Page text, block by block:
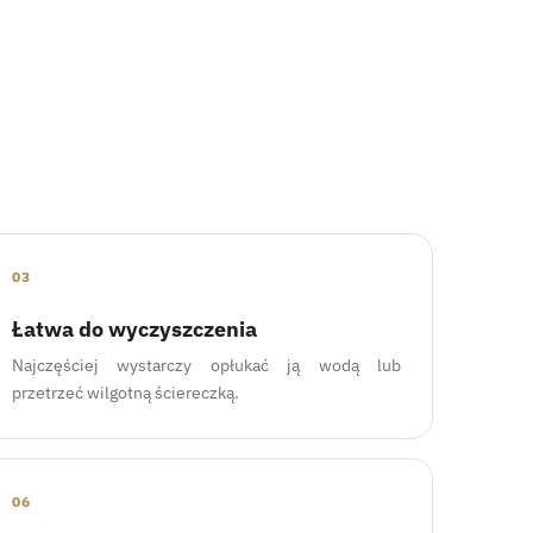
03
Łatwa do wyczyszczenia
Najczęściej wystarczy opłukać ją wodą lub
przetrzeć wilgotną ściereczką.
06